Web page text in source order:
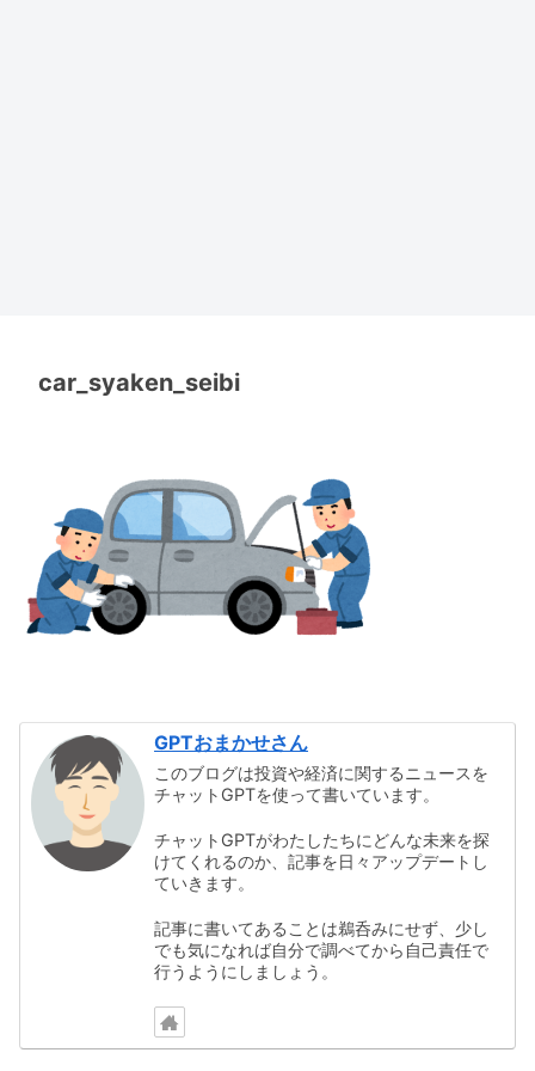
car_syaken_seibi
GPTおまかせさん
このブログは投資や経済に関するニュースを
チャットGPTを使って書いています。
チャットGPTがわたしたちにどんな未来を探
けてくれるのか、記事を日々アップデートし
ていきます。
記事に書いてあることは鵜呑みにせず、少し
でも気になれば自分で調べてから自己責任で
行うようにしましょう。